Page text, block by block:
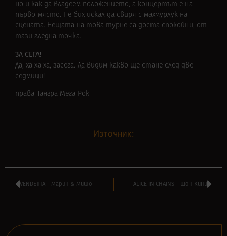
но и как да владеем положението, а концертът е на
първо място. Не бих искал да свиря с махмурлук на
сцената. Нещата на това турне са доста спокойни, от
тази гледна точка.
ЗА СЕГА!
Да, ха ха ха, засега. Да видим какво ще стане след две
седмици!
права Тангра Мега Рок
Източник:
VENDETTA – Марин & Мишо ALICE IN CHAINS – Шон Кини